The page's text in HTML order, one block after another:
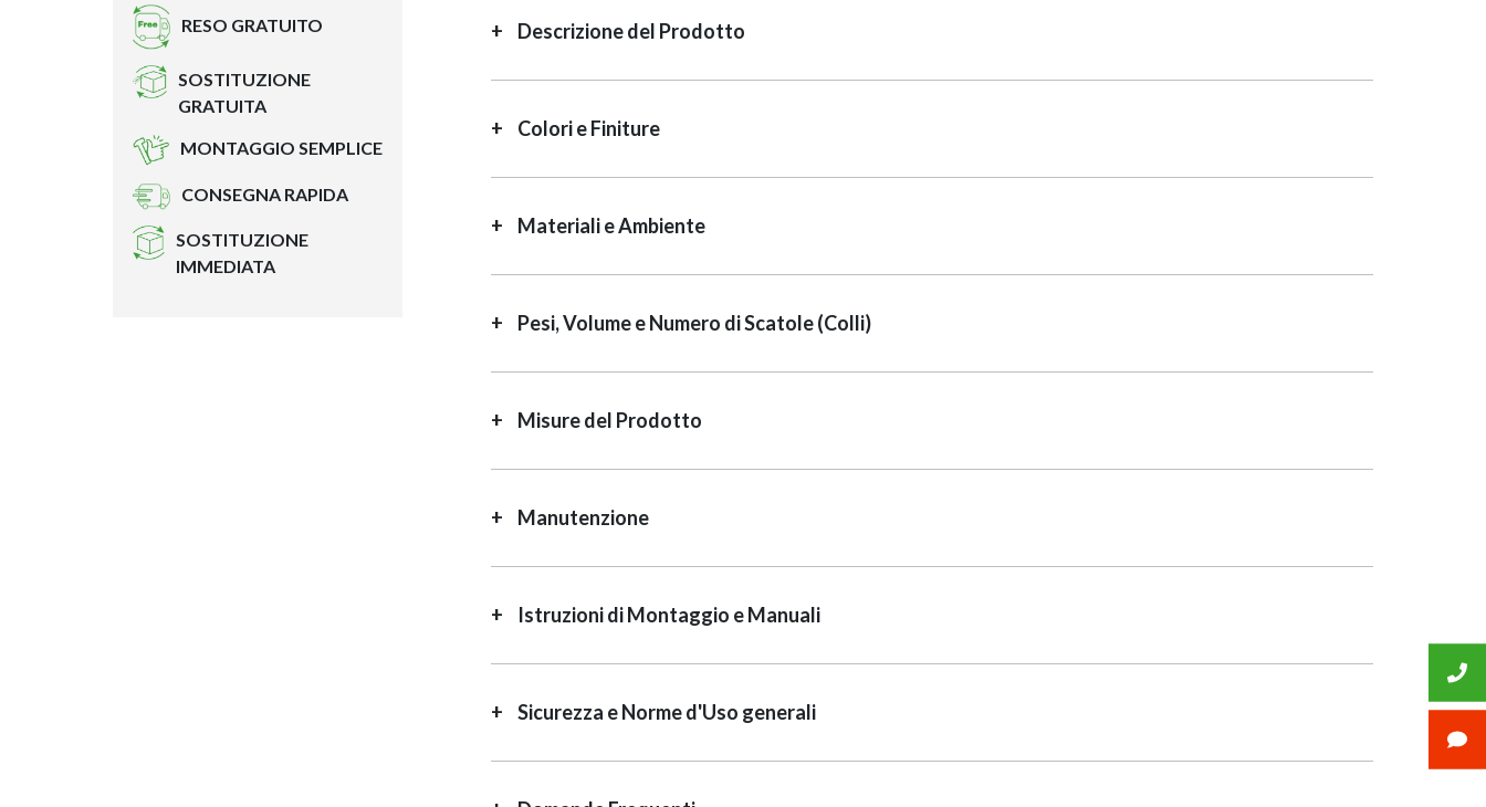
RESO GRATUITO
SOSTITUZIONE
GRATUITA
MONTAGGIO SEMPLICE
CONSEGNA RAPIDA
SOSTITUZIONE
IMMEDIATA
Descrizione del Prodotto
Colori e Finiture
Materiali e Ambiente
Pesi, Volume e Numero di Scatole (Colli)
Misure del Prodotto
Manutenzione
Istruzioni di Montaggio e Manuali
Sicurezza e Norme d'Uso generali